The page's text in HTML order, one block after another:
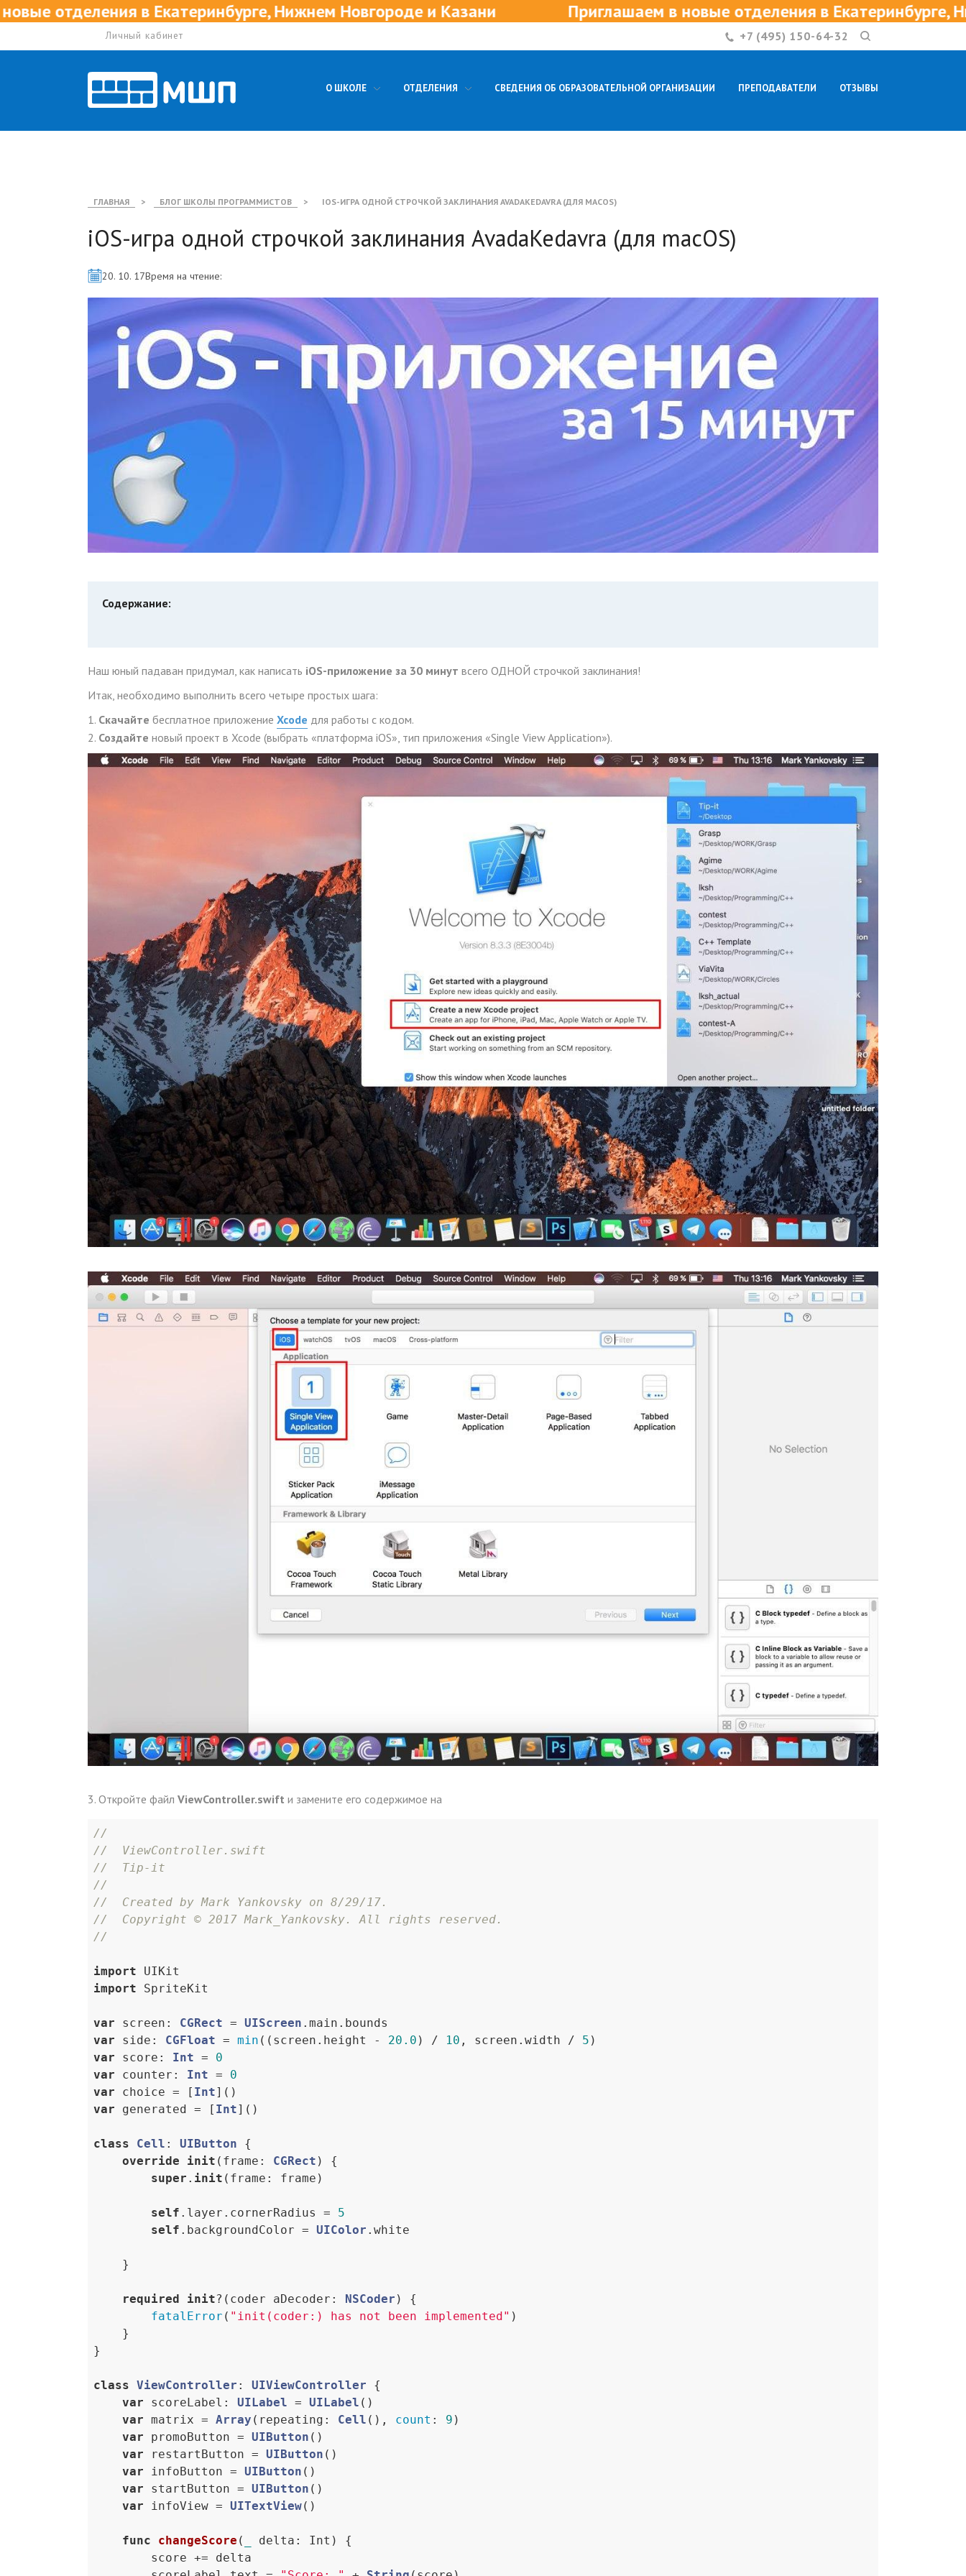
Нижнем Новгороде и Казани Приглашаем в новые отделения в Екатеринбурге, Нижнем Новгороде
Личный кабинет +7 (495) 150-64-32
О ШКОЛЕ ОТДЕЛЕНИЯ СВЕДЕНИЯ ОБ ОБРАЗОВАТЕЛЬНОЙ ОРГАНИЗАЦИИ ПРЕПОДАВАТЕЛИ ОТЗЫВЫ
ГЛАВНАЯ > БЛОГ ШКОЛЫ ПРОГРАММИСТОВ > IOS-ИГРА ОДНОЙ СТРОЧКОЙ ЗАКЛИНАНИЯ AVADAKEDAVRA (ДЛЯ MACOS)
iOS-игра одной строчкой заклинания AvadaKedavra (для macOS)
20. 10. 17Время на чтение:
Содержание:
Наш юный падаван придумал, как написать iOS-приложение за 30 минут всего ОДНОЙ строчкой заклинания!
Итак, необходимо выполнить всего четыре простых шага:
1. Скачайте бесплатное приложение Xcode для работы с кодом.
2. Создайте новый проект в Xcode (выбрать «платформа iOS», тип приложения «Single View Application»).
3. Откройте файл ViewController.swift и замените его содержимое на
//
//  ViewController.swift
//  Tip-it
//
//  Created by Mark Yankovsky on 8/29/17.
//  Copyright © 2017 Mark_Yankovsky. All rights reserved.
//
import
import SpriteKit
var screen: CGRect = UIScreen
var side: CGFloat = min ((screen.height - 20.0 ) / 10 , screen.width / 5
var score: Int = 0
var counter: Int = 0
var choice = [ Int
var generated = [ Int]()
class Cell : UIButton
{
override
init (frame: CGRect ) {
super . init (frame: frame)
self .layer.cornerRadius = 5
self .backgroundColor = UIColor .white
    }
required init?(coder aDecoder: NSCoder ) {
fatalError ( "init(coder:) has not been implemented" )
    }
}
class ViewController : UIViewController
{
var scoreLabel: UILabel = UILabel ()
var matrix = Array (repeating: Cell (), count : 9 )
var promoButton = UIButton ()
var restartButton = UIButton ()
var infoButton = UIButton ()
var startButton = UIButton ()
var infoView = UITextView()
func changeScore ( delta: Int)
{
        score += delta